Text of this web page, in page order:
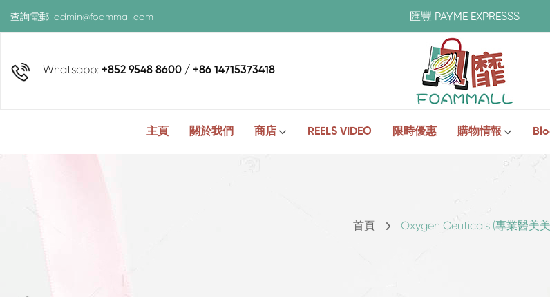
查詢電郵: admin@foammall.com 匯豐 PAYME EXPRESSS
Whatsapp: +852 9548 8600 / +86 14715373418
主頁 關於我們 商店 REELS VIDEO 限時優惠 購物情報
首頁 Oxygen Ceuticals (專業醫美